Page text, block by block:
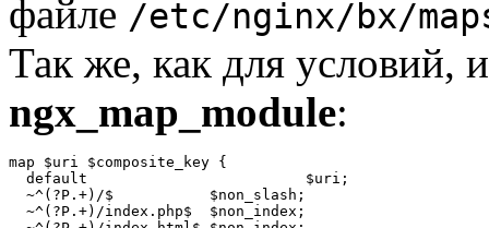
файле /etc/nginx/bx/
Так же, как для условий,
ngx_map_module:
map $uri $composite_key {
  default                         $uri;
  ~^(?P
.+)/$           $non_slash;
  ~^(?P
.+)/index.php$  $non_index;